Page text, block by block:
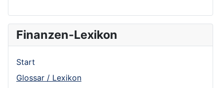
Finanzen-Lexikon
Start
Glossar / Lexikon